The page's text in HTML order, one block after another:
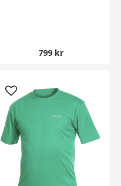
799 kr